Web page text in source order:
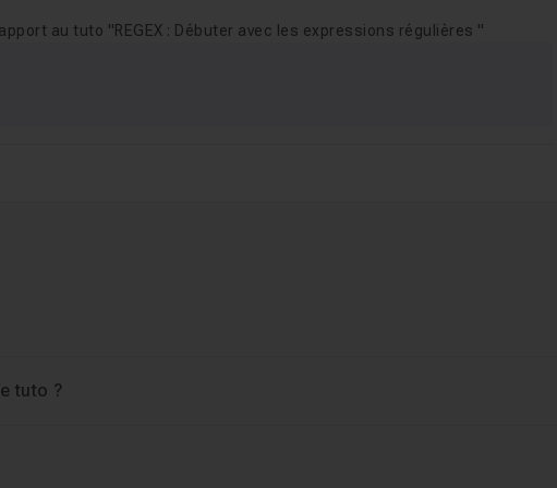
des acquis
au tuto "REGEX : Débuter avec les expressions régulières "
tuto ?